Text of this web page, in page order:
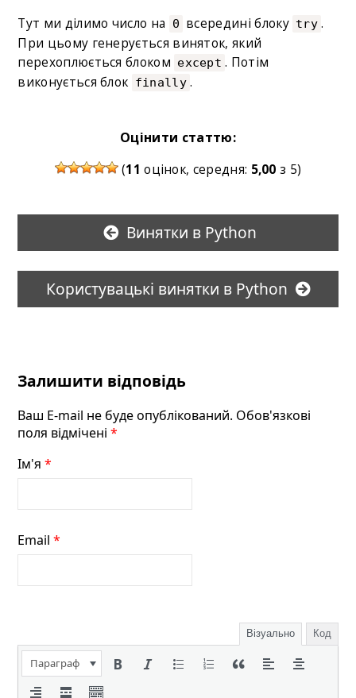
Тут ми ділимо число на 0 всередині блоку try .
При цьому генерується виняток, який
перехоплюється блоком except . Потім
виконується блок finally .
Оцінити статтю:
(11 оцінок, середня: 5,00 з 5)
Винятки в Python
Користувацькі винятки в Python
Залишити відповідь
Ваш E-mail не буде опублікований. Обов'язкові
поля відмічені*
Ім'я*
Email*
Візуально Код
Параграф